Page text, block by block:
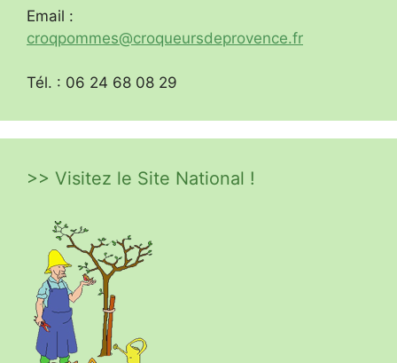
Email :
croqpommes@croqueursdeprovence.fr
Tél. : 06 24 68 08 29
>> Visitez le Site National !